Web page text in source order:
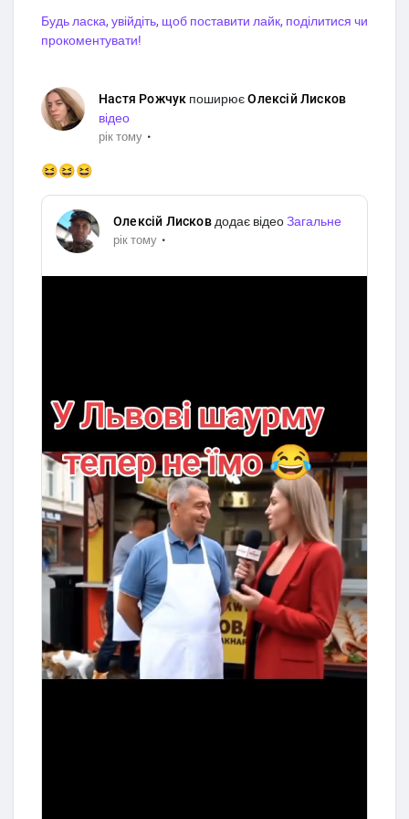
y
м
у
к
е
Будь ласка, увійдіть, щоб поставити лайк, поділитися чи
прокоментувати!
Настя Рожчук поширюєОлексій Лисков
відео
рік тому ·
😆😆😆
Олексій Лисков додає відеоЗагальне
рік тому ·